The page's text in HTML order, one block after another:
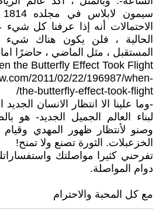
الاحتمالات أنه إذا عرفنا كل
الحالية ، فلن يكون هناك
المستقبل ، مثل الماضي ، حاضرًا
the Butterfly Effect Took Flight
2011/02/22/196987/when-
the-butterfly-effect-took-flight/
-وما علينا الا انتظار الانسان
لبناء العالم الجميل الجديد- هو
وصنو لأنتظار ظهور المهدي
الخزعبلات. الثورة تصنع ولا تمنح!
تفرحني كثيرا مواصلتك
دوام المواصلة.
مع كل المحبة والاحترام